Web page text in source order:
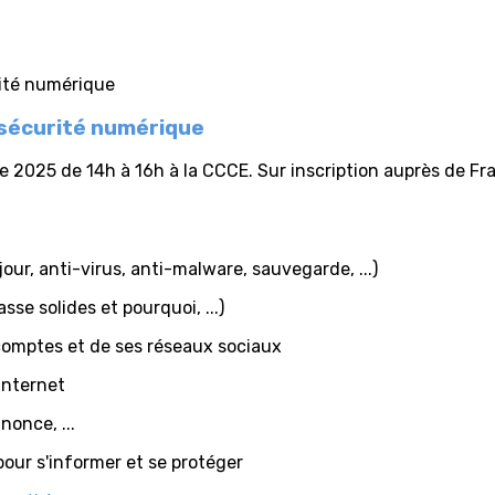
numérique
de 14h à 16h à la CCCE. Sur inscription auprès de
anti-virus, anti-malware, sauvegarde, ...)
solides et pourquoi, ...)
et de ses réseaux sociaux
...
s'informer et se protéger